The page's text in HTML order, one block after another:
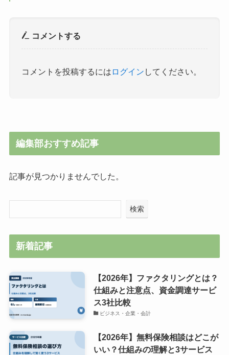
コメントする
コメントを投稿するには ログイン してください。
編集部おすすめ記事
記事が見つかりませんでした。
検索
新着記事
【2026年】ファクタリングとは？
仕組みと注意点、資金調達サービ
ス3社比較
ビジネス・企業・会計
【2026年】無料保険相談はどこが
いい？仕組みの理解と3サービス